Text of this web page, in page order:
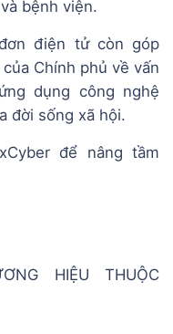
bệnh viện.
điện tử còn góp
Chính phủ về vấn
dụng công nghệ
đời sống xã hội.
để nâng tầm
HIỆU THUỘC